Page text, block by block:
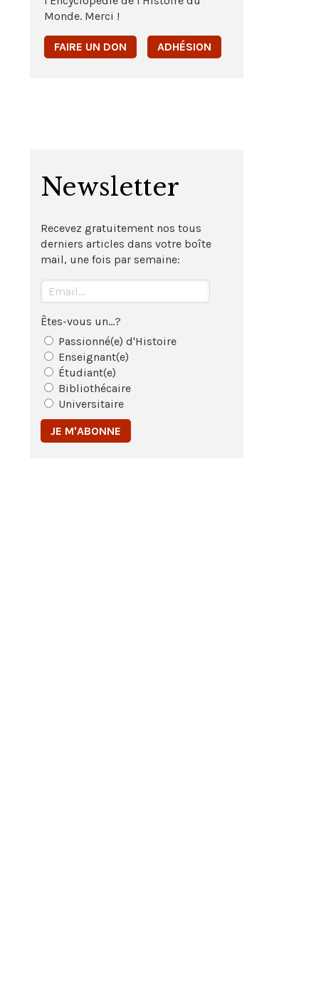
Monde. Merci !
FAIRE UN DON ADHÉSION
Newsletter
Recevez gratuitement nos tous
derniers articles dans votre boîte
mail, une fois par semaine:
Êtes-vous un...?
Passionné(e) d'Histoire
Enseignant(e)
Étudiant(e)
Bibliothécaire
Universitaire